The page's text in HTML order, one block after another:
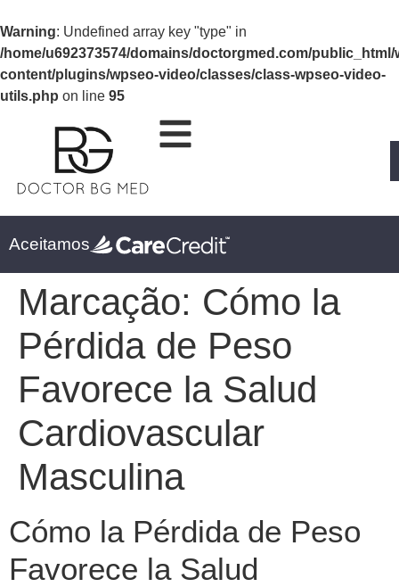
Warning: Undefined array key "type" in
/home/u692373574/domains/doctorgmed.com/public_html/
content/plugins/wpseo-video/classes/class-wpseo-video-
utils.php on line 95
Aceitamos
Marcação: Cómo la
Pérdida de Peso
Favorece la Salud
Cardiovascular
Masculina
Cómo la Pérdida de Peso
Favorece la Salud